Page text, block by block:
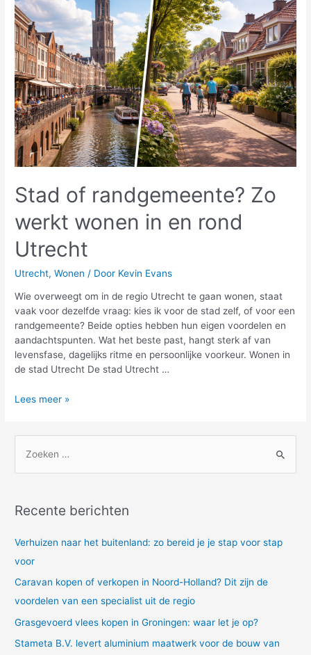
de
gevolgen
voor
jouw
kantoor?
Stad of randgemeente? Zo
werkt wonen in en rond
Utrecht
Utrecht,Wonen / Door Kevin Evans
Wie overweegt om in de regio Utrecht te gaan wonen, staat
vaak voor dezelfde vraag: kies ik voor de stad zelf, of voor een
randgemeente? Beide opties hebben hun eigen voordelen en
aandachtspunten. Wat het beste past, hangt sterk af van
levensfase, dagelijks ritme en persoonlijke voorkeur. Wonen in
de stad Utrecht De stad Utrecht …
Stad
werkt
wonen
rond
Lees meer »
n
a
a
Recente berichten
Verhuizen naar het buitenland: zo bereid je je stap voor stap
voor
Caravan kopen of verkopen in Noord-Holland? Dit zijn de
voordelen van een specialist uit de regio
Grasgevoerd vlees kopen in Groningen: waar let je op?
Stameta B.V. levert aluminium maatwerk voor de bouw van